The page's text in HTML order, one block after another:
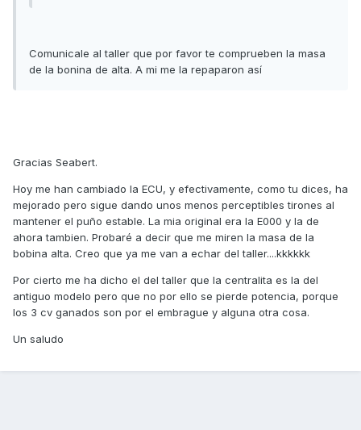
Comunicale al taller que por favor te comprueben la masa
de la bonina de alta. A mi me la repaparon así
Gracias Seabert.
Hoy me han cambiado la ECU, y efectivamente, como tu dices, ha
mejorado pero sigue dando unos menos perceptibles tirones al
mantener el puño estable. La mia original era la E000 y la de
ahora tambien. Probaré a decir que me miren la masa de la
bobina alta. Creo que ya me van a echar del taller....kkkkkk
Por cierto me ha dicho el del taller que la centralita es la del
antiguo modelo pero que no por ello se pierde potencia, porque
los 3 cv ganados son por el embrague y alguna otra cosa.
Un saludo